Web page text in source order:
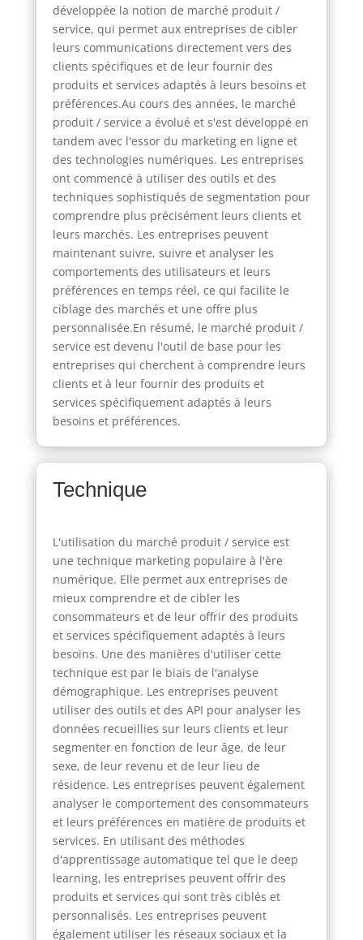
développée la notion de marché produit /
service, qui permet aux entreprises de cibler
leurs communications directement vers des
clients spécifiques et de leur fournir des
produits et services adaptés à leurs besoins et
préférences.Au cours des années, le marché
produit / service a évolué et s'est développé en
tandem avec l'essor du marketing en ligne et
des technologies numériques. Les entreprises
ont commencé à utiliser des outils et des
techniques sophistiqués de segmentation pour
comprendre plus précisément leurs clients et
leurs marchés. Les entreprises peuvent
maintenant suivre, suivre et analyser les
comportements des utilisateurs et leurs
préférences en temps réel, ce qui facilite le
ciblage des marchés et une offre plus
personnalisée.En résumé, le marché produit /
service est devenu l'outil de base pour les
entreprises qui cherchent à comprendre leurs
clients et à leur fournir des produits et
services spécifiquement adaptés à leurs
besoins et préférences.
Technique
L'utilisation du marché produit / service est
une technique marketing populaire à l'ère
numérique. Elle permet aux entreprises de
mieux comprendre et de cibler les
consommateurs et de leur offrir des produits
et services spécifiquement adaptés à leurs
besoins. Une des manières d'utiliser cette
technique est par le biais de l'analyse
démographique. Les entreprises peuvent
utiliser des outils et des API pour analyser les
données recueillies sur leurs clients et leur
segmenter en fonction de leur âge, de leur
sexe, de leur revenu et de leur lieu de
résidence. Les entreprises peuvent également
analyser le comportement des consommateurs
et leurs préférences en matière de produits et
services. En utilisant des méthodes
d'apprentissage automatique tel que le deep
learning, les entreprises peuvent offrir des
produits et services qui sont très ciblés et
personnalisés. Les entreprises peuvent
également utiliser les réseaux sociaux et la